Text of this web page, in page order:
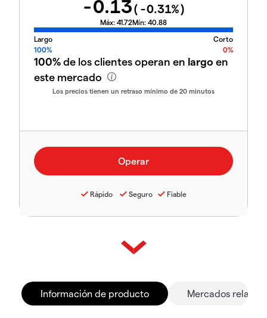
-0.13( -0.31%)
Máx: 41.72Mín: 40.88
Largo
Corto
100%
0%
100%de los clientes operan en largo en
este mercado
Los precios tienen un retraso mínimo de 20 minutos
Rápido Seguro Fiable
Información de producto Mercados